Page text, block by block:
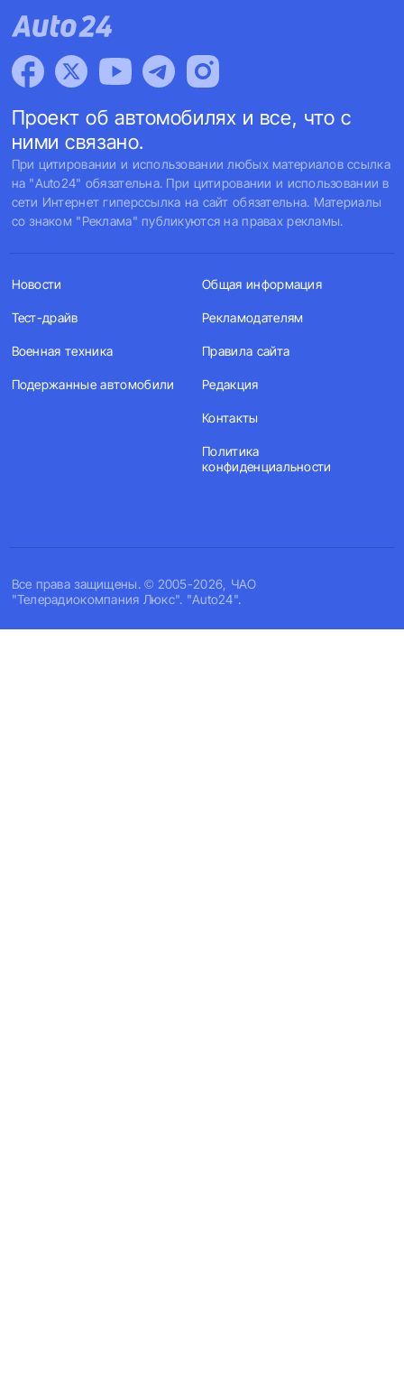
Проект об автомобилях и все, что с
ними связано.
При цитировании и использовании любых материалов ссылка
на "Auto24" обязательна. При цитировании и использовании в
сети Интернет гиперссылка на сайт обязательна. Материалы
со знаком "Реклама" публикуются на правах рекламы.
Все права защищены. © 2005-2026, ЧАО
"Телерадиокомпания Люкс". "Auto24".
Новости
Тест-драйв
Военная техника
Подержанные автомобили
Общая информация
Рекламодателям
Правила сайта
Редакция
Контакты
Политика
конфиденциальности